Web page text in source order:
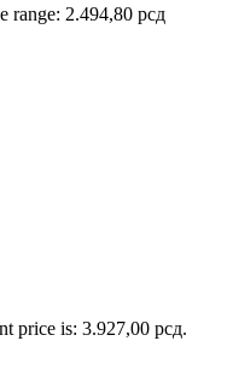
range: 2.494,80 рсд
price is: 3.927,00 рсд.